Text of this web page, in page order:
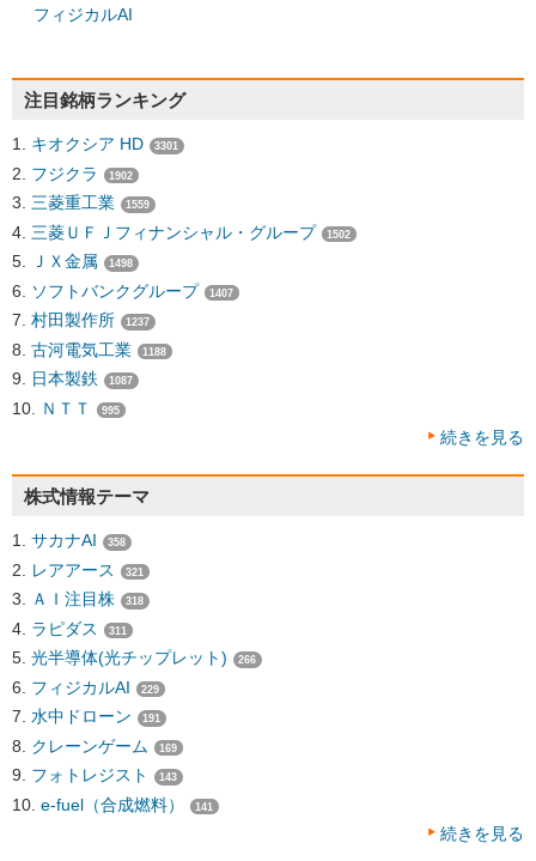
フィジカルAI
注目銘柄ランキング
キオクシア HD 3301
フジクラ 1902
三菱重工業 1559
三菱ＵＦＪフィナンシャル・グループ 1502
ＪＸ金属 1498
ソフトバンクグループ 1407
村田製作所 1237
古河電気工業 1188
日本製鉄 1087
ＮＴＴ 995
続きを見る
株式情報テーマ
サカナAI 358
レアアース 321
ＡＩ注目株 318
ラピダス 311
光半導体(光チップレット) 266
フィジカルAI 229
水中ドローン 191
クレーンゲーム 169
フォトレジスト 143
e-fuel（合成燃料） 141
続きを見る